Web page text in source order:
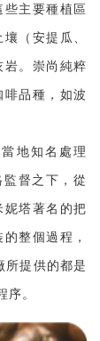
主要種植區
（安提瓜、
岩。崇尚純粹
品種，如波
地知名處理
督之下，從
塔著名的把
整個過程，
所提供的都是
。